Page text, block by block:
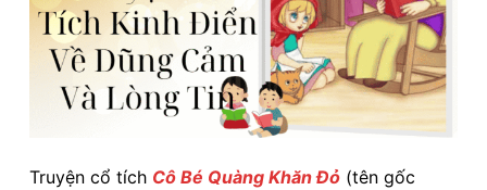
Truyện cổ tích Cô Bé Quàng Khăn Đỏ (tên gốc